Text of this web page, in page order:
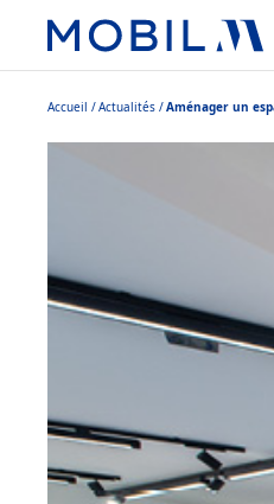
Accueil Actualités Aménager un